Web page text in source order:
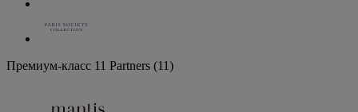
Премиум-класс 11 Partners (11)